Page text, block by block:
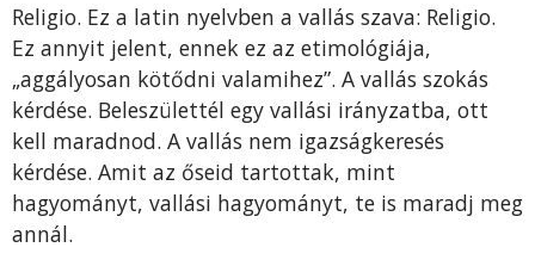
Religio. Ez a latin nyelvben a vallás szava: Religio.
Ez annyit jelent, ennek ez az etimológiája,
„aggályosan kötődni valamihez”. A vallás szokás
kérdése. Beleszülettél egy vallási irányzatba, ott
kell maradnod. A vallás nem igazságkeresés
kérdése. Amit az őseid tartottak, mint
hagyományt, vallási hagyományt, te is maradj meg
annál.